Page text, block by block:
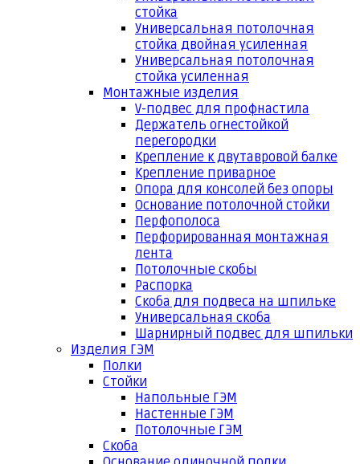
стойка
Универсальная потолочная
стойка двойная усиленная
Универсальная потолочная
стойка усиленная
Монтажные изделия
V-подвес для профнастила
Держатель огнестойкой
перегородки
Крепление к двутавровой балке
Крепление приварное
Опора для консолей без опоры
Основание потолочной стойки
Перфополоса
Перфорированная монтажная
лента
Потолочные скобы
Распорка
Скоба для подвеса на шпильке
Универсальная скоба
Шарнирный подвес для шпильки
Изделия ГЭМ
Полки
Стойки
Напольные ГЭМ
Настенные ГЭМ
Потолочные ГЭМ
Скоба